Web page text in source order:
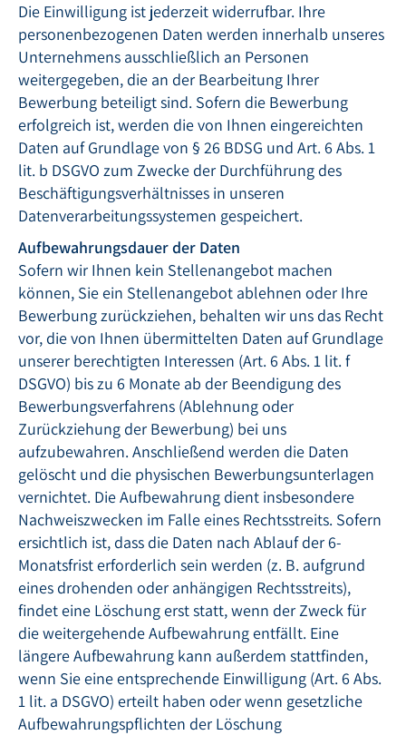
Die Einwilligung ist jederzeit widerrufbar. Ihre
personenbezogenen Daten werden innerhalb unseres
Unternehmens ausschließlich an Personen
weitergegeben, die an der Bearbeitung Ihrer
Bewerbung beteiligt sind. Sofern die Bewerbung
erfolgreich ist, werden die von Ihnen eingereichten
Daten auf Grundlage von § 26 BDSG und Art. 6 Abs. 1
lit. b DSGVO zum Zwecke der Durchführung des
Beschäftigungsverhältnisses in unseren
Datenverarbeitungssystemen gespeichert.
Aufbewahrungsdauer der Daten
Sofern wir Ihnen kein Stellenangebot machen
können, Sie ein Stellenangebot ablehnen oder Ihre
Bewerbung zurückziehen, behalten wir uns das Recht
vor, die von Ihnen übermittelten Daten auf Grundlage
unserer berechtigten Interessen (Art. 6 Abs. 1 lit. f
DSGVO) bis zu 6 Monate ab der Beendigung des
Bewerbungsverfahrens (Ablehnung oder
Zurückziehung der Bewerbung) bei uns
aufzubewahren. Anschließend werden die Daten
gelöscht und die physischen Bewerbungsunterlagen
vernichtet. Die Aufbewahrung dient insbesondere
Nachweiszwecken im Falle eines Rechtsstreits. Sofern
ersichtlich ist, dass die Daten nach Ablauf der 6-
Monatsfrist erforderlich sein werden (z. B. aufgrund
eines drohenden oder anhängigen Rechtsstreits),
findet eine Löschung erst statt, wenn der Zweck für
die weitergehende Aufbewahrung entfällt. Eine
längere Aufbewahrung kann außerdem stattfinden,
wenn Sie eine entsprechende Einwilligung (Art. 6 Abs.
1 lit. a DSGVO) erteilt haben oder wenn gesetzliche
Aufbewahrungspflichten der Löschung